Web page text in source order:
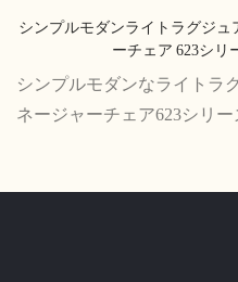
シンプルモダンライトラグジュ
ーチェア 623シリ
シンプルモダンなライトラ
ネージャーチェア623シリ